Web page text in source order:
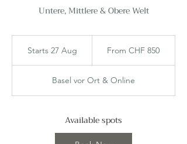
Untere, Mittlere & Obere Welt
Starts 27 Aug
r
t
2
A
SchweizerFrom CHF 850
Basel vor Ort & Online
Available spots